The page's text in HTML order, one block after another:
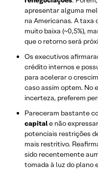
apresentar alguma
na Americanas. A taxa
muito baixa (~0,5%),
que o retorno será
Os executivos
crédito internos e
para acelerar o
caso assim optem. No
incerteza, preferem
Pareceram bastante
capitale não
potenciais restrições
mais restritivo.
sido recentemente
tomada à luz do plano